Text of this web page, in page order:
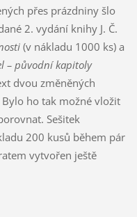
přes prázdniny šlo
2. vydání knihy J. Č.
(v nákladu 1000 ks) a
– původní kapitoly
dvou změněných
ho tak možné vložit
Sešitek
200 kusů během pár
vytvořen ještě